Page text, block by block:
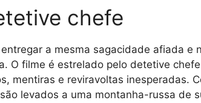
chefe
a mesma sagacidade afiada e
O filme é estrelado pelo detetive
mentiras e reviravoltas inesperadas.
levados a uma montanha-russa de